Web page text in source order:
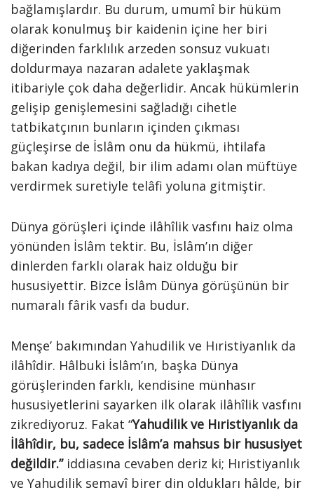
bağlamışlardır. Bu durum, umumî bir hüküm
olarak konulmuş bir kaidenin içine her biri
diğerinden farklılık arzeden sonsuz vukuatı
doldurmaya nazaran adalete yaklaşmak
itibariyle çok daha değerlidir. Ancak hükümlerin
gelişip genişlemesini sağladığı cihetle
tatbikatçının bunların içinden çıkması
güçleşirse de İslâm onu da hükmü, ihtilafa
bakan kadıya değil, bir ilim adamı olan müftüye
verdirmek suretiyle telâfi yoluna gitmiştir.
Dünya görüşleri içinde ilâhîlik vasfını haiz olma
yönünden İslâm tektir. Bu, İslâm’ın diğer
dinlerden farklı olarak haiz olduğu bir
hususiyettir. Bizce İslâm Dünya görüşünün bir
numaralı fârik vasfı da budur.
Menşe’ bakımından Yahudilik ve Hıristiyanlık da
ilâhîdir. Hâlbuki İslâm’ın, başka Dünya
görüşlerinden farklı, kendisine münhasır
hususiyetlerini sayarken ilk olarak ilâhîlik vasfını
zikrediyoruz. Fakat “Yahudilik ve Hıristiyanlık da
İlâhîdir, bu, sadece İslâm’a mahsus bir hususiyet
değildir.”iddiasına cevaben deriz ki; Hıristiyanlık
ve Yahudilik semavî birer din oldukları hâlde, bir